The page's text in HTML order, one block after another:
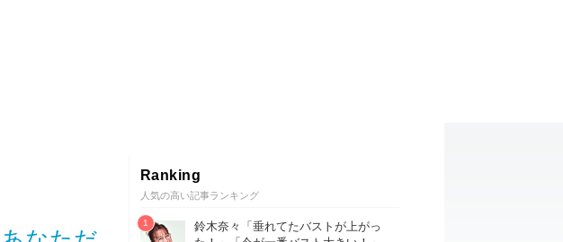
Ranking
人気の高い記事ランキング
鈴木奈々「垂れてたバストが上がっ